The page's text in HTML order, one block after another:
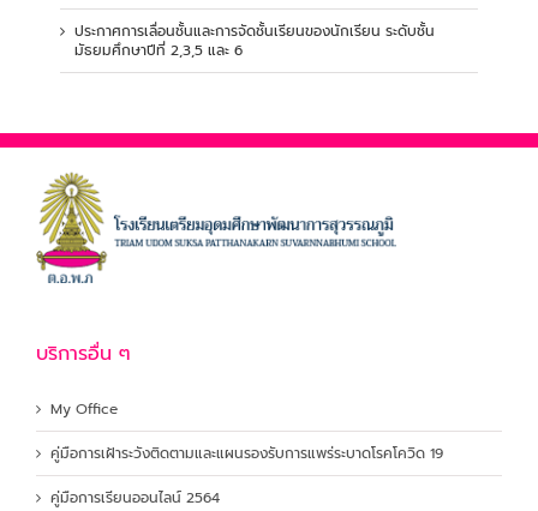
ประกาศการเลื่อนชั้นและการจัดชั้นเรียนของนักเรียน ระดับชั้น
มัธยมศึกษาปีที่ 2,3,5 และ 6
บริการอื่น ๆ
My Office
คู่มือการเฝ้าระวังติดตามและแผนรองรับการแพร่ระบาดโรคโควิด 19
คู่มือการเรียนออนไลน์ 2564